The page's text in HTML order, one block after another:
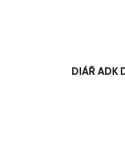
DIÁŘ ADK